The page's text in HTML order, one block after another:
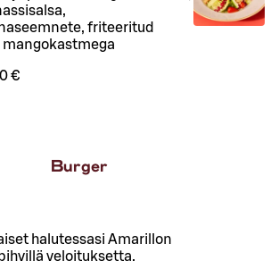
friteeritud
mangokastmega
€
Burger
halutessasi Amarillon
veloituksetta.